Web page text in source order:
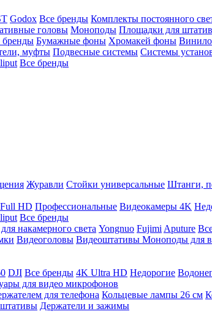
Godox Все бренды Комплекты постоянного
головы Моноподы Площадки для
бренды Бумажные фоны Хромакей фоны
муфты Подвесные системы Системы
Все бренды
Журавли Стойки универсальные Штанги,
Full HD Профессиональные Видеокамеры 4K
Все бренды
накамерного света Yongnuo Fujimi Aputure
Видеоголовы Видеоштативы Моноподы для
DJI Все бренды 4K Ultra HD Недорогие
для видео микрофонов
для телефона Кольцевые лампы 26 см
Держатели и зажимы